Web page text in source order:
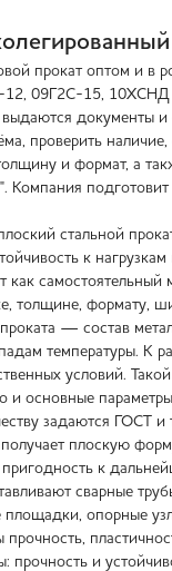
прокат оптом и в
09Г2С-15, 10ХСНД
документы и
проверить наличие,
и формат, а
Компания
стальной
к
как
толщине, формату,
проката — состав
условий.
и основные
задаются ГОСТ
плоскую
к
сварные
опорные
прочность и